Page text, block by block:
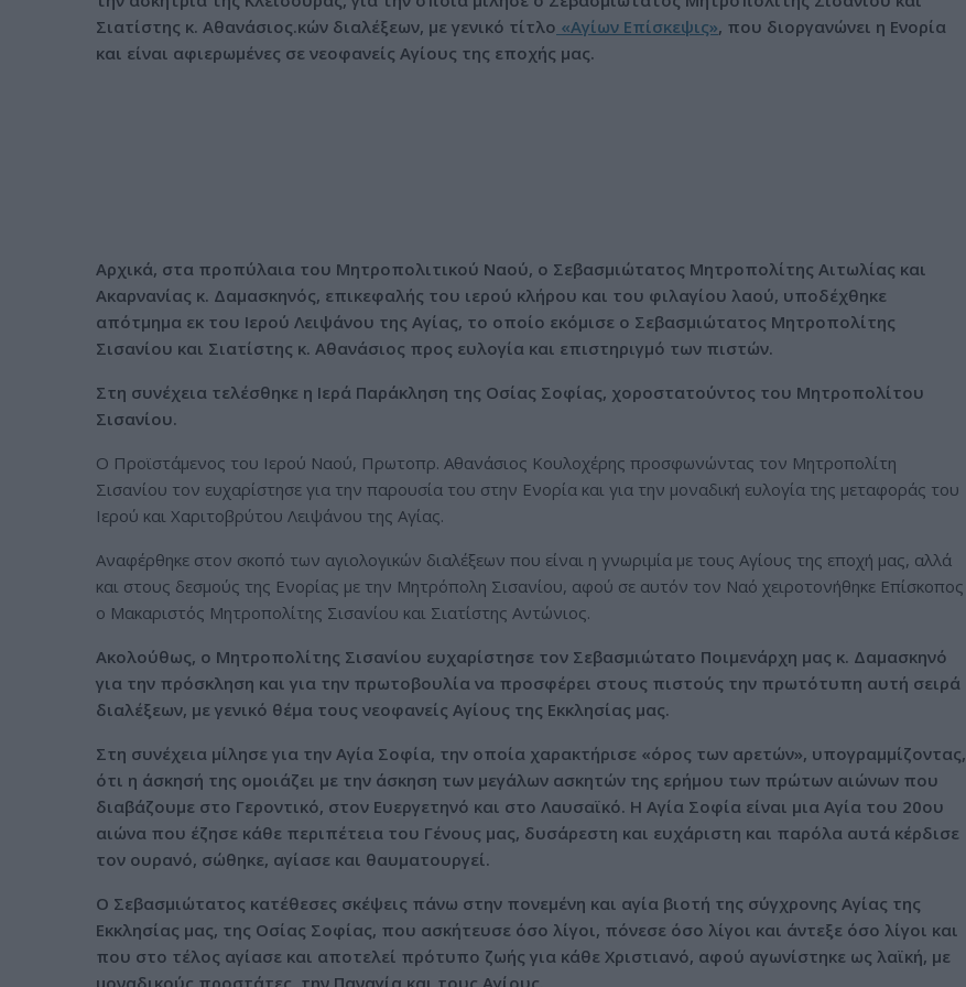
Σιατίστης κ. Αθανάσιος.κών διαλέξεων, με γενικό τίτλο «Αγίων Επίσκεψις», που διοργανώνει η Ενορία
και είναι αφιερωμένες σε νεοφανείς Αγίους της εποχής μας.
Αρχικά, στα προπύλαια του Μητροπολιτικού Ναού, ο Σεβασμιώτατος Μητροπολίτης Αιτωλίας και
Ακαρνανίας κ. Δαμασκηνός, επικεφαλής του ιερού κλήρου και του φιλαγίου λαού, υποδέχθηκε
απότμημα εκ του Ιερού Λειψάνου της Αγίας, το οποίο εκόμισε ο Σεβασμιώτατος Μητροπολίτης
Σισανίου και Σιατίστης κ. Αθανάσιος προς ευλογία και επιστηριγμό των πιστών.
Στη συνέχεια τελέσθηκε η Ιερά Παράκληση της Οσίας Σοφίας, χοροστατούντος του Μητροπολίτου
Σισανίου.
Ο Προϊστάμενος του Ιερού Ναού, Πρωτοπρ. Αθανάσιος Κουλοχέρης προσφωνώντας τον Μητροπολίτη
Σισανίου τον ευχαρίστησε για την παρουσία του στην Ενορία και για την μοναδική ευλογία της μεταφοράς του
Ιερού και Χαριτοβρύτου Λειψάνου της Αγίας.
Αναφέρθηκε στον σκοπό των αγιολογικών διαλέξεων που είναι η γνωριμία με τους Αγίους της εποχή μας, αλλά
και στους δεσμούς της Ενορίας με την Μητρόπολη Σισανίου, αφού σε αυτόν τον Ναό χειροτονήθηκε Επίσκοπος
ο Μακαριστός Μητροπολίτης Σισανίου και Σιατίστης Αντώνιος.
Ακολούθως, ο Μητροπολίτης Σισανίου ευχαρίστησε τον Σεβασμιώτατο Ποιμενάρχη μας κ. Δαμασκηνό
για την πρόσκληση και για την πρωτοβουλία να προσφέρει στους πιστούς την πρωτότυπη αυτή σειρά
διαλέξεων, με γενικό θέμα τους νεοφανείς Αγίους της Εκκλησίας μας.
Στη συνέχεια μίλησε για την Αγία Σοφία, την οποία χαρακτήρισε «όρος των αρετών», υπογραμμίζοντας,
ότι η άσκησή της ομοιάζει με την άσκηση των μεγάλων ασκητών της ερήμου των πρώτων αιώνων που
διαβάζουμε στο Γεροντικό, στον Ευεργετηνό και στο Λαυσαϊκό. Η Αγία Σοφία είναι μια Αγία του 20ου
αιώνα που έζησε κάθε περιπέτεια του Γένους μας, δυσάρεστη και ευχάριστη και παρόλα αυτά κέρδισε
τον ουρανό, σώθηκε, αγίασε και θαυματουργεί.
Ο Σεβασμιώτατος κατέθεσες σκέψεις πάνω στην πονεμένη και αγία βιοτή της σύγχρονης Αγίας της
Εκκλησίας μας, της Οσίας Σοφίας, που ασκήτευσε όσο λίγοι, πόνεσε όσο λίγοι και άντεξε όσο λίγοι και
που στο τέλος αγίασε και αποτελεί πρότυπο ζωής για κάθε Χριστιανό, αφού αγωνίστηκε ως λαϊκή, με
μοναδικούς προστάτες, την Παναγία και τους Αγίους.